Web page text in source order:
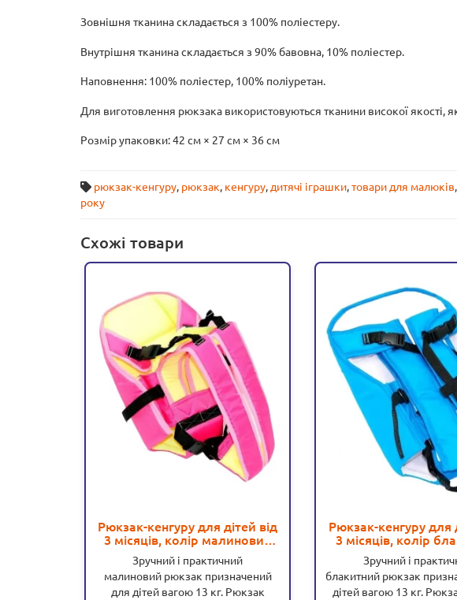
Зовнішня тканина складається з 100% поліестеру.
Внутрішня тканина складається з 90% бавовна, 10% поліестер.
Наповнення: 100% поліестер, 100% поліуретан.
Для виготовлення рюкзака використовуються тканини високої якості,
Розмір упаковки: 42 см × 27 см × 36 см
рюкзак-кенгуру, рюкзак, кенгуру, дитячі іграшки,товари для малюків,
року
Схожі товари
Рюкзак-кенгуру для дітей від
3 місяців, колір малиновий
(19013)
Зручний і практичний
малиновий рюкзак призначений
для дітей вагою 13 кг. Рюкзак
Рюкзак-кенгуру для
3 місяців, колір
(16510)
Зручний і
блакитний рюкзак
дітей вагою 13 кг.